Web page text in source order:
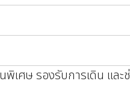
ศษ รองรับการเดิน และช่